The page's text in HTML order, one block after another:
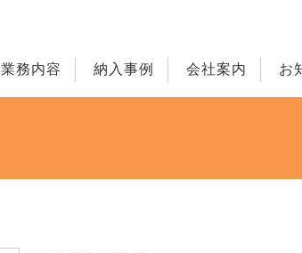
業務内容 納入事例 会社案内 お